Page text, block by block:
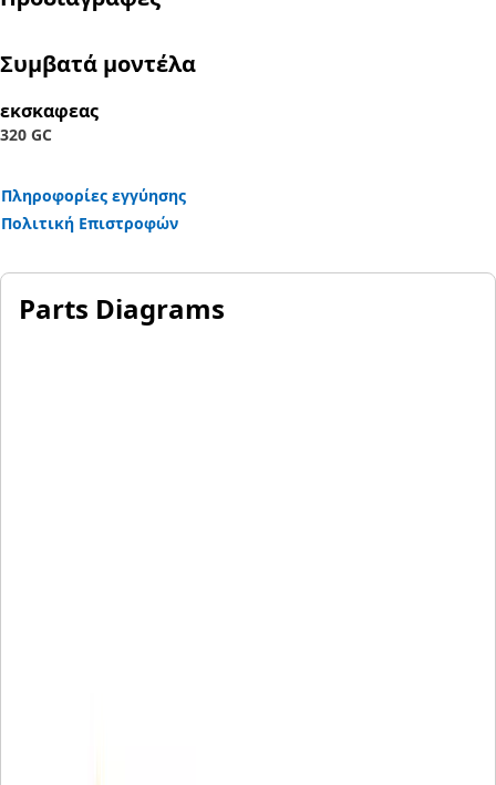
Συμβατά μοντέλα
εκσκαφεας
320 GC
Πληροφορίες εγγύησης
Πολιτική Επιστροφών
Parts Diagrams